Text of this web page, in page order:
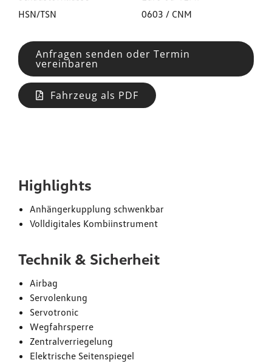
HSN/TSN
0603 / CNM
Anfragen senden oder Termin
vereinbaren
Fahrzeug als PDF
Highlights
Anhängerkupplung schwenkbar
Volldigitales Kombiinstrument
Technik & Sicherheit
Airbag
Servolenkung
Servotronic
Wegfahrsperre
Zentralverriegelung
Elektrische Seitenspiegel